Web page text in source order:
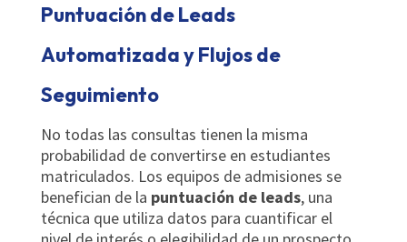
Puntuación de Leads
Automatizada y Flujos de
Seguimiento
No todas las consultas tienen la misma
probabilidad de convertirse en estudiantes
matriculados. Los equipos de admisiones se
benefician de la puntuación de leads, una
técnica que utiliza datos para cuantificar el